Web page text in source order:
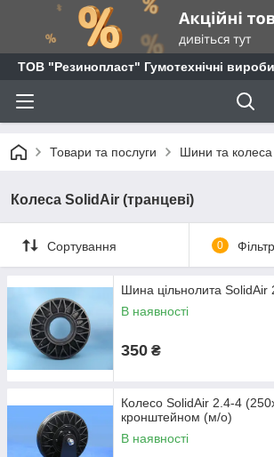
ТОВ "Резинопласт" Гумотехнічні
Товари та послуги Шини та колеса
Колеса SolidAir (транцеві)
Сортування 0
Шина цільнолита SolidAir
В наявності
350 ₴
Колесо SolidAir 2.4-4
кронштейном (м/о)
В наявності